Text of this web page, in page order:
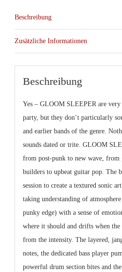
Beschreibung
Zusätzliche Informationen
Beschreibung
Yes – GLOOM SLEEPER are
party, but they don’t particularly
and earlier bands of the genre.
sounds dated or trite. GLOOM
from post-punk to new wave, from
builders to upbeat guitar pop. The
session to create a textured sonic
taking understanding of
punky edge) with a sense of
where it should and drifts when the
from the intensity. The layered,
notes, the dedicated bass player
powerful drum section bites and